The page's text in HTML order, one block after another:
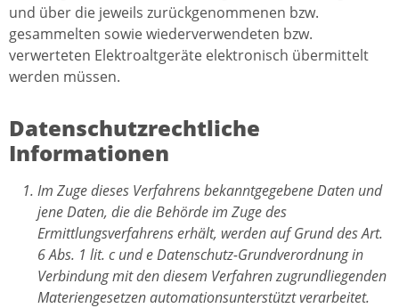
und über die jeweils zurückgenommenen bzw.
gesammelten sowie wiederverwendeten bzw.
verwerteten Elektroaltgeräte elektronisch übermittelt
werden müssen.
Datenschutzrechtliche
Informationen
Im Zuge dieses Verfahrens bekanntgegebene Daten und
jene Daten, die die Behörde im Zuge des
Ermittlungsverfahrens erhält, werden auf Grund des Art.
6 Abs. 1 lit. c und e Datenschutz-Grundverordnung in
Verbindung mit den diesem Verfahren zugrundliegenden
Materiengesetzen automationsunterstützt verarbeitet.